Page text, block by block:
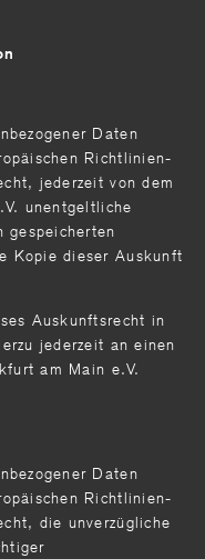
Daten
Richtlinien-
jederzeit von dem
unentgeltliche
gespeicherten
Kopie dieser Auskunft
Auskunftsrecht in
jederzeit an einen
am Main e.V.
Daten
Richtlinien-
die unverzügliche